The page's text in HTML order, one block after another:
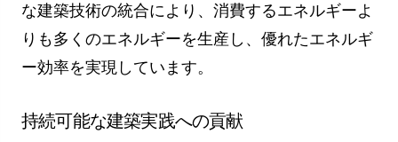
な建築技術の統合により、消費するエネルギーよ
りも多くのエネルギーを生産し、優れたエネルギ
ー効率を実現しています。
持続可能な建築実践への貢献